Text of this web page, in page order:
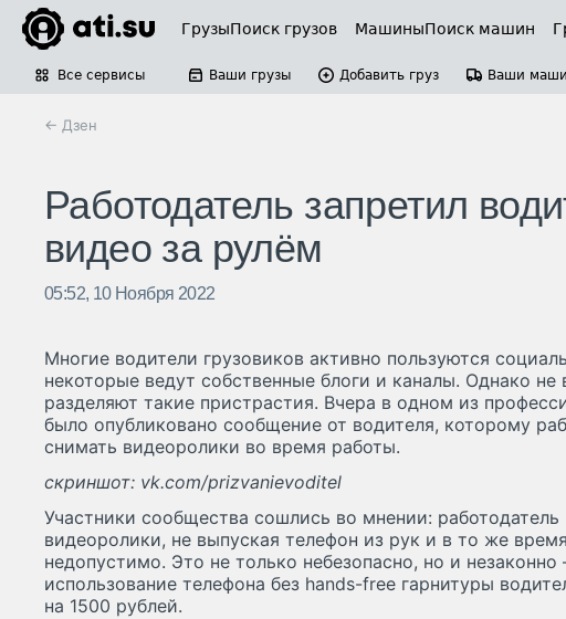
ГрузыПоиск грузов МашиныПоиск машин
Все сервисы Ваши грузы Добавить груз Ваши
← Дзен
Работодатель запретил
видео за рулём
05:52, 10 Ноября 2022
Многие водители грузовиков активно пользуются
некоторые ведут собственные блоги и каналы. Однако не
разделяют такие пристрастия. Вчера в одном из
было опубликовано сообщение от водителя, которому
снимать видеоролики во время работы.
скриншот: vk.com/prizvanievoditel
Участники сообщества сошлись во мнении:
видеоролики, не выпуская телефон из рук и в то же
недопустимо. Это не только небезопасно, но и
использование телефона без hands-free гарнитуры
на 1500 рублей.